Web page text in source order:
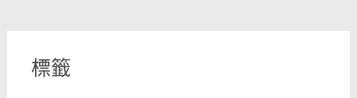
標籤